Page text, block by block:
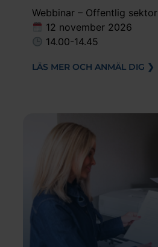
Webbinar – Offentlig sektor
12 november 2026
14.00-14.45
LÄS MER OCH ANMÄL DIG ❯